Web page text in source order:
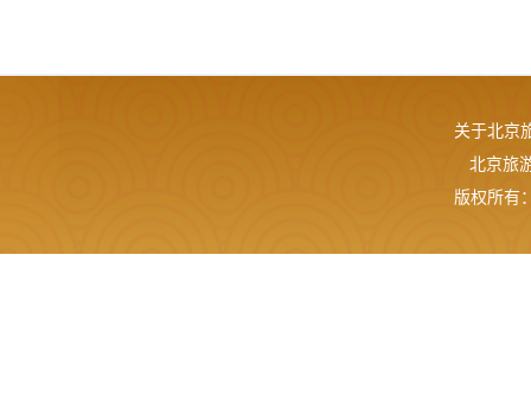
关于北京
北京旅
版权所有